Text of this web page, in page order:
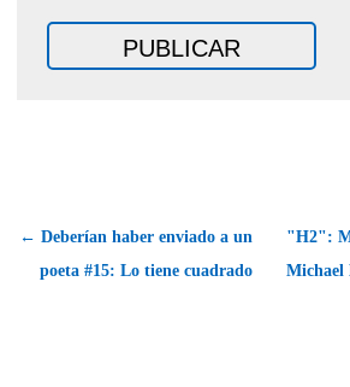
← Deberían haber enviado a un
poeta #15: Lo tiene cuadrado
"H2":
Michael